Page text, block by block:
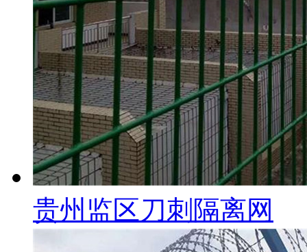
贵州监区刀刺隔离网